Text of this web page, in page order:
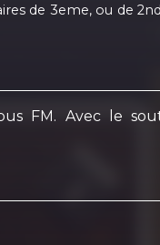
de 3eme, ou de
FM. Avec le